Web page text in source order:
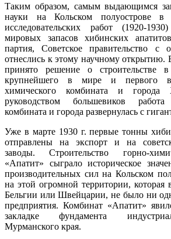
Таким образом, самым выдающимся
науки на Кольском полуострове в
исследовательских работ (1920-
мировых запасов хибинских
партия, Советское правительство с
отнеслись к этому научному открытию.
принято решение о строительстве
крупнейшего в мире и первого в
химического комбината и города
руководством большевиков
комбината и города развернулась с
Уже в марте 1930 г. первые тонны
отправлены на экспорт и на
заводы. Строительство горно-
«Апатит» сыграло историческое
производительных сил на Кольском
на этой огромной территории, которая
Бельгии или Швейцарии, не было ни
предприятия. Комбинат «Апатит»
закладке фундамента
Мурманского края.